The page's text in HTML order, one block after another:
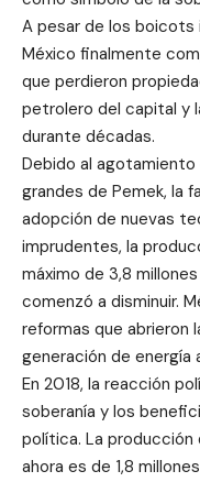
A pesar de los boicots
México finalmente
que perdieron
petrolero del capital y
durante décadas.
Debido al
grandes de Pemek, la
adopción de nuevas
imprudentes, la
máximo de 3,8
comenzó a disminuir.
reformas que abrieron
generación de energía
En 2018, la reacción
soberanía y los
política. La producción
ahora es de 1,8